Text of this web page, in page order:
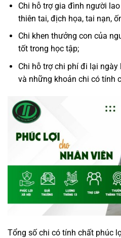
Chi hỗ trợ gia đình người
thiên tai, địch họa, tai nạn,
Chi khen thưởng con của
tốt trong học tập;
Chi hỗ trợ chi phí đi lại
và những khoản chi có tính
Tổng số chi có tính chất phúc